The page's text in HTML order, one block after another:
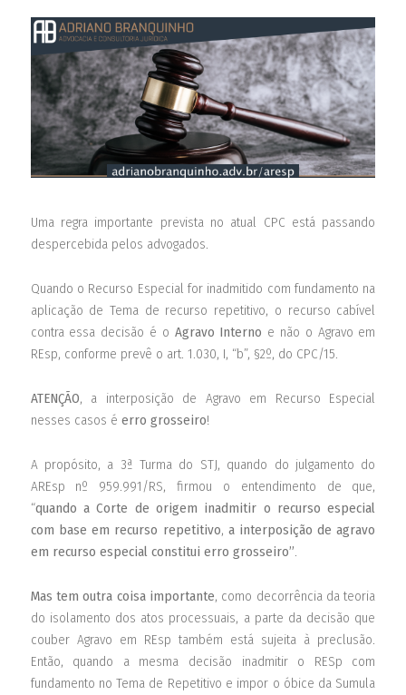
Uma regra importante prevista no atual CPC está passando
despercebida pelos advogados.
Quando o Recurso Especial for inadmitido com fundamento na
aplicação de Tema de recurso repetitivo, o recurso cabível
contra essa decisão é o Agravo Interno e não o Agravo em
REsp, conforme prevê o art. 1.030, I, “b”, §2º, do CPC/15.
ATENÇÃO, a interposição de Agravo em Recurso Especial
nesses casos é erro grosseiro!
A propósito, a 3ª Turma do STJ, quando do julgamento do
AREsp nº 959.991/RS, firmou o entendimento de que,
“quando a Corte de origem inadmitir o recurso especial
com base em recurso repetitivo, a interposição de agravo
em recurso especial constitui erro grosseiro”.
Mas tem outra coisa importante, como decorrência da teoria
do isolamento dos atos processuais, a parte da decisão que
couber Agravo em REsp também está sujeita à preclusão.
Então, quando a mesma decisão inadmitir o RESp com
fundamento no Tema de Repetitivo e impor o óbice da Sumula